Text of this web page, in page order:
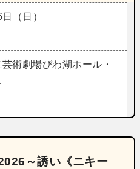
（日）
術劇場びわ湖ホール・
～誘い《ニキー